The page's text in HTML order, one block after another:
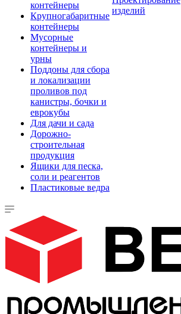
контейнеры
Крупногабаритные
контейнеры
Мусорные
контейнеры и
урны
Поддоны для сбора
и локализации
проливов под
канистры, бочки и
еврокубы
Для дачи и сада
Дорожно-
строительная
продукция
Ящики для песка,
соли и реагентов
Пластиковые ведра
изделий